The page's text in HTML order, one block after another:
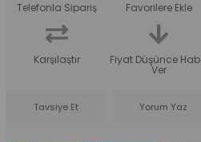
Telefonla Sipariş Favorilere Ekle
Karşılaştır Fiyat Düşünce
Ver
Tavsiye Et Yorum Yaz